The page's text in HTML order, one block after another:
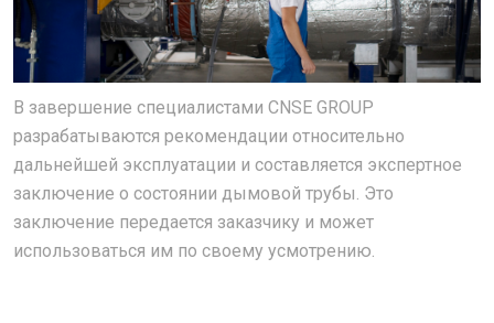
В завершение специалистами CNSE GROUP
разрабатываются рекомендации относительно
дальнейшей эксплуатации и составляется экспертное
заключение о состоянии дымовой трубы. Это
заключение передается заказчику и может
использоваться им по своему усмотрению.